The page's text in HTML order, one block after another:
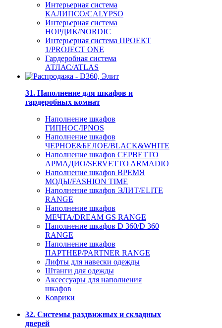
Интерьерная система
КАЛИПСО/CALYPSO
Интерьерная система
НОРДИК/NORDIC
Интерьерная система ПРОЕКТ
1/PROJECT ONE
Гардеробная система
АТЛАС/ATLAS
31. Наполнение для шкафов и
гардеробных комнат
Наполнение шкафов
ГИПНОС/IPNOS
Наполнение шкафов
ЧЕРНОЕ&БЕЛОЕ/BLACK&WHITE
Наполнение шкафов СЕРВЕТТО
АРМАДИО/SERVETTO ARMADIO
Наполнение шкафов ВРЕМЯ
МОДЫ/FASHION TIME
Наполнение шкафов ЭЛИТ/ELITE
RANGE
Наполнение шкафов
МЕЧТА/DREAM GS RANGE
Наполнение шкафов D 360/D 360
RANGE
Наполнение шкафов
ПАРТНЕР/PARTNER RANGE
Лифты для навески одежды
Штанги для одежды
Аксессуары для наполнения
шкафов
Коврики
32. Системы раздвижных и складных
дверей